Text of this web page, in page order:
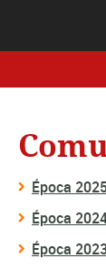
Época
Época
Época